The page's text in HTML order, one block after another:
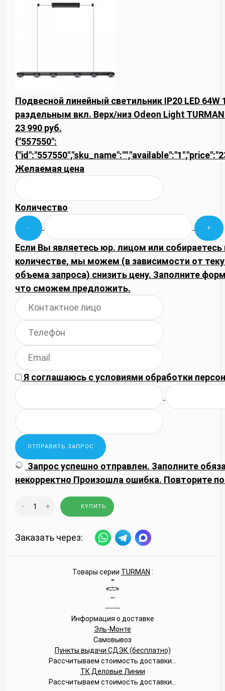
Подвесной линейный светильник IP20 LED 64W
раздельным вкл. Верх/низ Odeon Light
23 990 руб.
{"557550":
Желаемая цена
Количество
Если Вы являетесь юр. лицом или
количестве, мы можем (в зависимости от
объема запроса) снизить цену. Заполните
что сможем предложить.
Я соглашаюсь сусловиями обработки
Запрос успешно отправлен. Заполните
некорректно Произошла ошибка. Повторите
- + КУПИТЬ
Заказать через:
Товары серии TURMAN :
Информация о доставке
Эль-Монте
Самовывоз
Пункты выдачи СДЭК (бесплатно)
Рассчитываем стоимость доставки...
ТК Деловые Линии
Рассчитываем стоимость доставки...